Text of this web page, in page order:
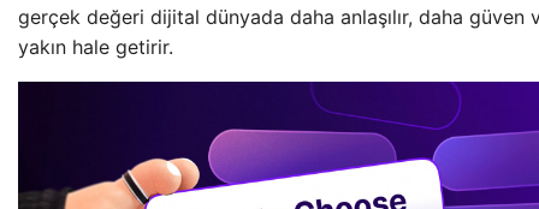
gerçek değeri dijital dünyada daha anlaşılır, daha güven
yakın hale getirir.